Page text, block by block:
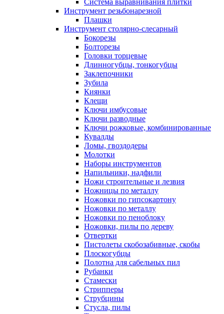
Система выравнивания плитки
Инструмент резьбонарезной
Плашки
Инструмент столярно-слесарный
Бокорезы
Болторезы
Головки торцевые
Длинногубцы, тонкогубцы
Заклепочники
Зубила
Киянки
Клещи
Ключи имбусовые
Ключи разводные
Ключи рожковые, комбинированные
Кувалды
Ломы, гвоздодеры
Молотки
Наборы инструментов
Напильники, надфили
Ножи строительные и лезвия
Ножницы по металлу
Ножовки по гипсокартону
Ножовки по металлу
Ножовки по пеноблоку
Ножовки, пилы по дереву
Отвертки
Пистолеты скобозабивные, скобы
Плоскогубцы
Полотна для сабельных пил
Рубанки
Стамески
Стрипперы
Струбцины
Стусла, пилы